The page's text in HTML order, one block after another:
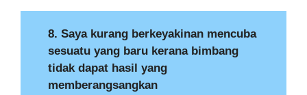
8. Saya kurang berkeyakinan mencuba
sesuatu yang baru kerana bimbang
tidak dapat hasil yang
memberangsangkan